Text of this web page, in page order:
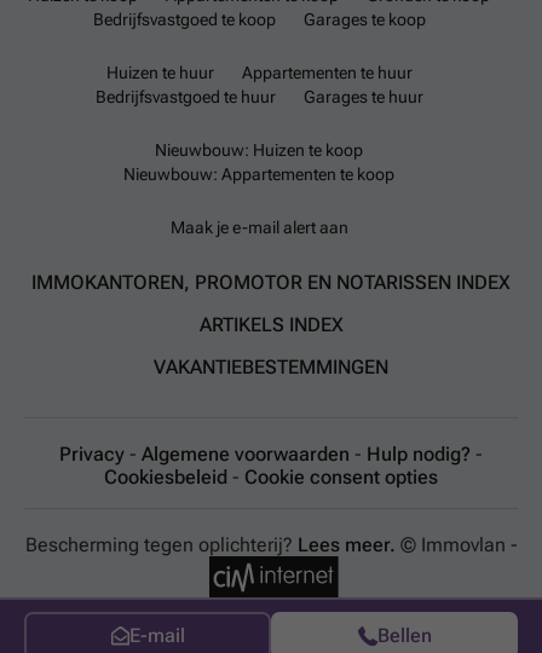
E-mail Bellen
Bedrijfsvastgoed te koop
Garages te koop
Huizen te huur
Appartementen te huur
Bedrijfsvastgoed te huur
Garages te huur
Nieuwbouw: Huizen te koop
Nieuwbouw: Appartementen te koop
Maak je e-mail alert aan
IMMOKANTOREN, PROMOTOR EN NOTARISSEN INDEX
ARTIKELS INDEX
VAKANTIEBESTEMMINGEN
Privacy - Algemene voorwaarden - Hulp nodig? -
Cookiesbeleid - Cookie consent opties
Bescherming tegen oplichterij? Lees meer. © Immovlan -